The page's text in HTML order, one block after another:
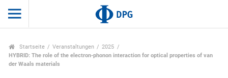
Startseite Veranstaltungen
2025
HYBRID: The role of the electron-phonon interaction for optical properties of van
der Waals materials